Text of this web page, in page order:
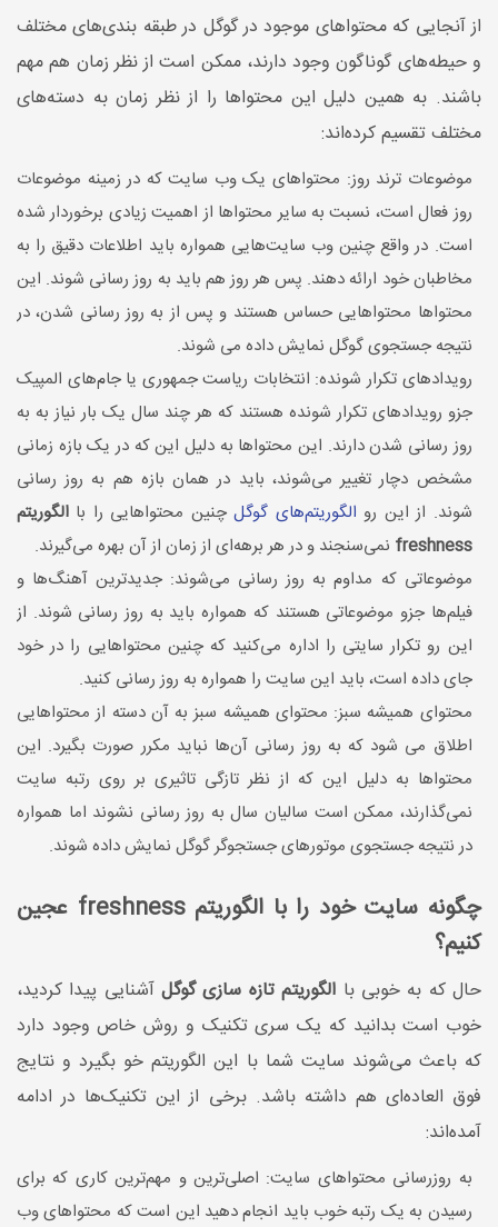
از آنجایی که محتوا‌های موجود در گوگل در طبقه بندی‌های مختلف
و حیطه‌های گوناگون وجود دارند، ممکن است از نظر زمان هم مهم
باشند. به همین دلیل این محتوا‌ها را از نظر زمان به دسته‌های
مختلف تقسیم کرده‌اند:
موضوعات ترند روز: محتواهای یک وب سایت که در زمینه موضوعات
روز فعال است، نسبت به سایر محتوا‌ها از اهمیت زیادی برخوردار شده
است. در واقع چنین وب سایت‌هایی همواره باید اطلاعات دقیق را به
مخاطبان خود ارائه دهند. پس هر روز هم باید به روز رسانی شوند. این
محتواها محتواهایی حساس هستند و پس از به روز رسانی شدن، در
نتیجه جستجوی گوگل نمایش داده می شوند.
رویدادهای تکرار شونده: انتخابات ریاست جمهوری یا جام‌های المپیک
جزو رویداد‌های تکرار شونده هستند که هر چند سال یک بار نیاز به به
روز رسانی شدن دارند. این محتواها به دلیل این که در یک بازه زمانی
مشخص دچار تغییر می‌شوند، باید در همان بازه هم به روز رسانی
شوند. از این رو الگوریتم‌های گوگلچنین محتواهایی را با الگوریتم
freshness نمی‌سنجند و در هر برهه‌ای از زمان از آن بهره می‌گیرند.
موضوعاتی که مداوم به روز رسانی می‌شوند: جدیدترین آهنگ‌ها و
فیلم‌ها جزو موضوعاتی هستند که همواره باید به روز رسانی شوند. از
این رو تکرار سایتی را اداره می‌کنید که چنین محتوا‌هایی را در خود
جای داده است، باید این سایت را همواره به روز رسانی کنید.
محتوای همیشه سبز: محتوای همیشه سبز به آن دسته از محتواهایی
اطلاق می شود که به روز رسانی آن‌ها نباید مکرر صورت بگیرد. این
محتواها به دلیل این که از نظر تازگی تاثیری بر روی رتبه سایت
نمی‌گذارند، ممکن است سالیان سال به روز رسانی نشوند اما همواره
در نتیجه جستجوی موتور‌های جستجوگر گوگل نمایش داده شوند.
چگونه سایت خود را با الگوریتم freshness عجین
کنیم؟
حال که به خوبی با الگوریتم تازه سازی گوگلآشنایی پیدا کردید،
خوب است بدانید که یک سری تکنیک و روش خاص وجود دارد
که باعث می‌شوند سایت شما با این الگوریتم خو بگیرد و نتایج
فوق العاده‌ای هم داشته باشد. برخی از این تکنیک‌ها در ادامه
آمده‌اند:
به روزرسانی محتواهای سایت: اصلی‌ترین و مهم‌ترین کاری که برای
رسیدن به یک رتبه خوب باید انجام دهید این است که محتوا‌های وب